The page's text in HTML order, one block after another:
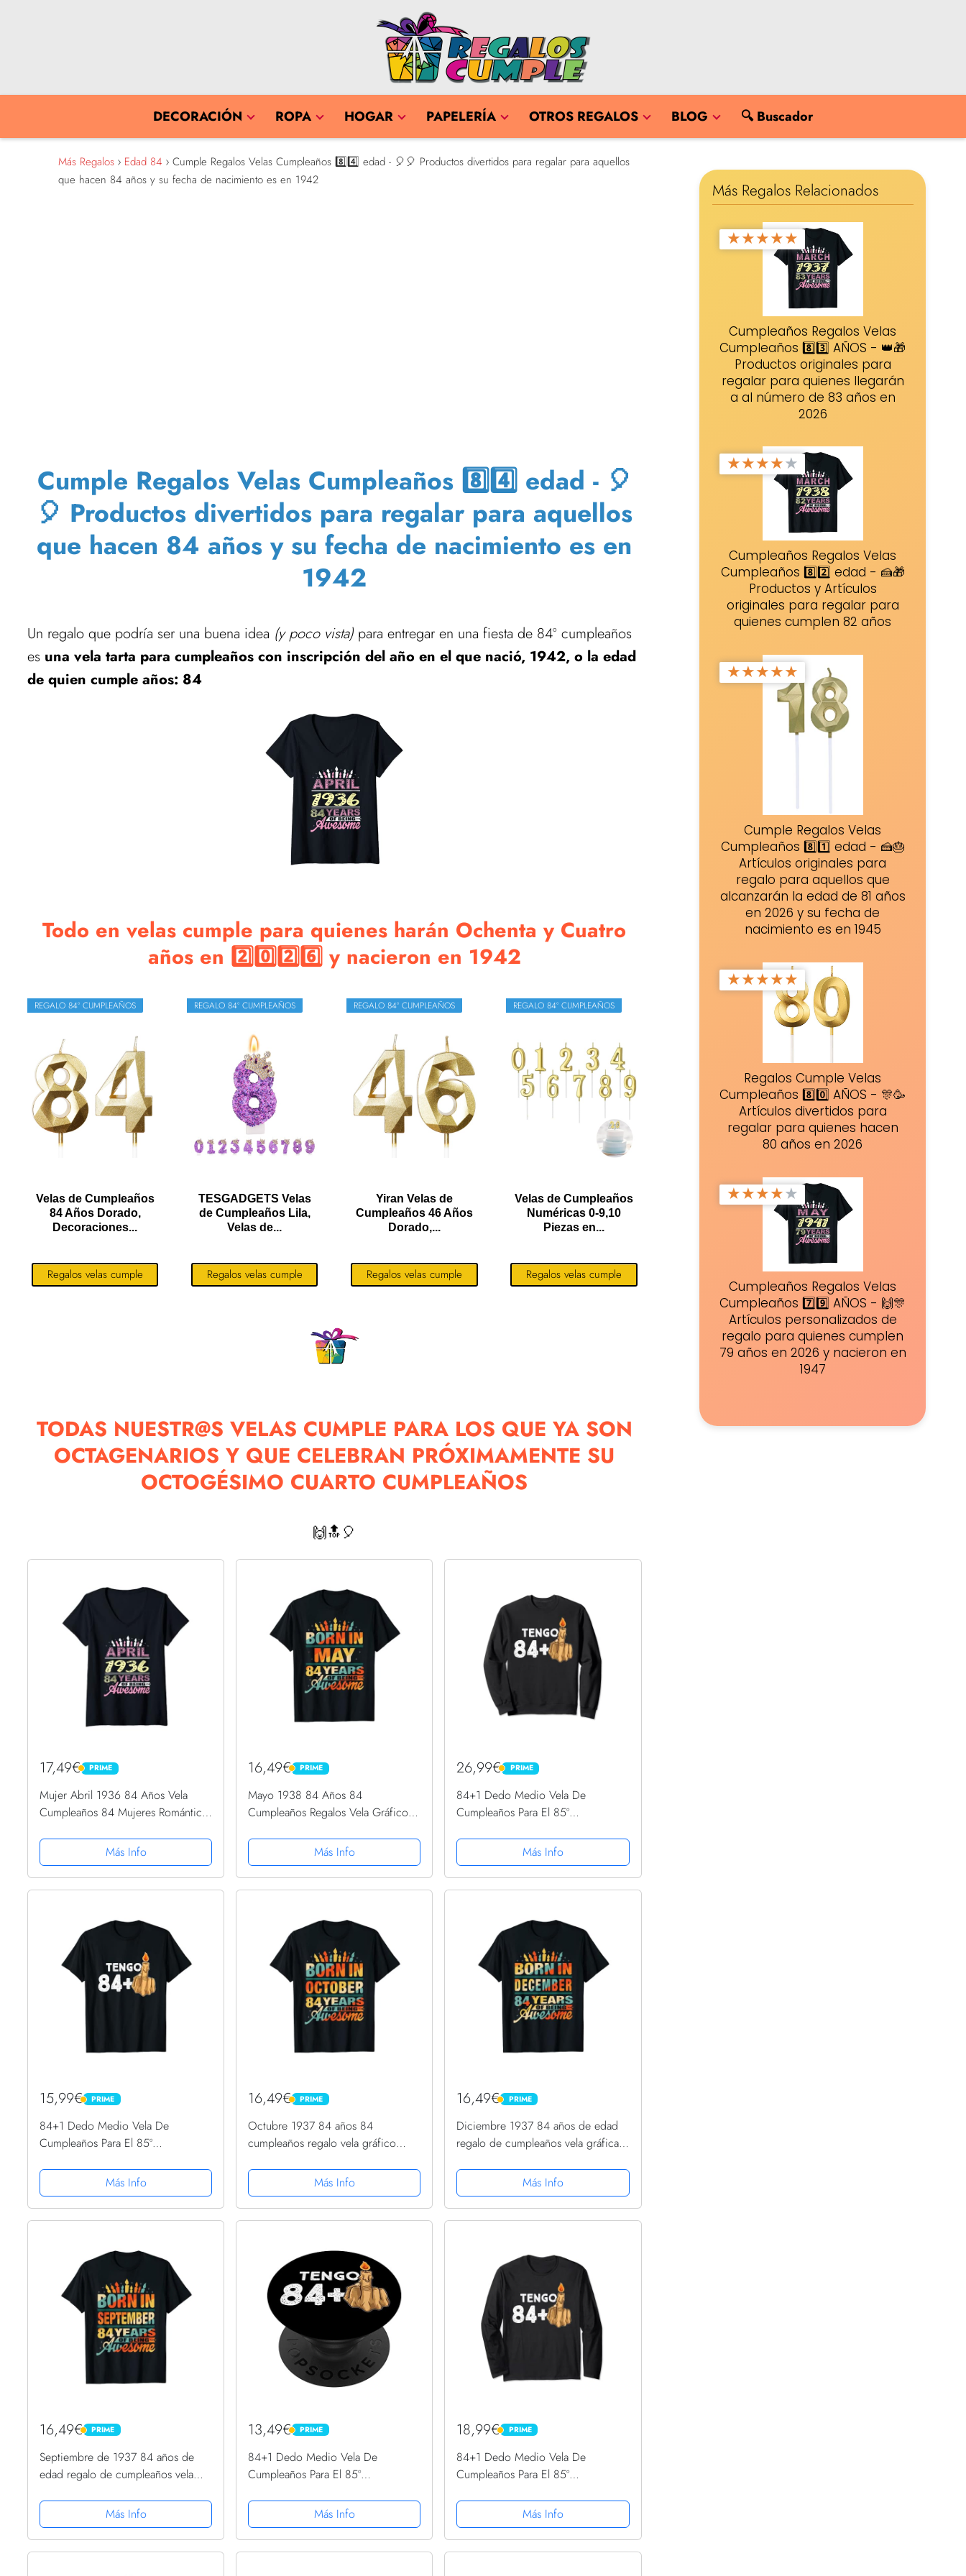
DECORACIÓN ROPA HOGAR PAPELERÍA OTROS REGALOS BLOG 🔍 Buscador
Más Regalos Edad 84
Cumple Regalos Velas Cumpleaños 8️⃣4️⃣ edad - 🎈🎈 Productos divertidos para regalar para aquellos
que hacen 84 años y su fecha de nacimiento es en 1942
Cumple Regalos Velas Cumpleaños 8️⃣4️⃣ edad - 🎈
🎈 Productos divertidos para regalar para aquellos
que hacen 84 años y su fecha de nacimiento es en
1942
Un regalo que podría ser una buena idea (y poco vista) para entregar en una fiesta de 84º cumpleaños
es una vela tarta para cumpleaños con inscripción del año en el que nació, 1942, o la edad
de quien cumple años: 84
Todo en velas cumple para quienes harán Ochenta y Cuatro
años en 2️⃣0️⃣2️⃣6️⃣ y nacieron en 1942
REGALO 84º CUMPLEAÑOS
Velas de Cumpleaños
84 Años Dorado,
Decoraciones...
Regalos velas cumple
REGALO 84º CUMPLEAÑOS
TESGADGETS Velas
de Cumpleaños Lila,
Velas de...
Regalos velas cumple
REGALO 84º CUMPLEAÑOS
Yiran Velas de
Cumpleaños 46 Años
Dorado,...
Regalos velas cumple
REGALO 84º CUMPLEAÑOS
Velas de Cumpleaños
Numéricas 0-9,10
Piezas en...
Regalos velas cumple
TODAS NUESTR@S VELAS CUMPLE PARA LOS QUE YA SON
OCTAGENARIOS Y QUE CELEBRAN PRÓXIMAMENTE SU
OCTOGÉSIMO CUARTO CUMPLEAÑOS
🙌🔝🎈
17,49€ PRIME
PRIME
Mujer Abril 1936 84 Años Vela
Cumpleaños 84 Mujeres Románticas
Más Info
16,49€ PRIME
PRIME
Mayo 1938 84 Años 84
Cumpleaños Regalos Vela Gráfico
Más Info
26,99€ PRIME
PRIME
84+1 Dedo Medio Vela De
Cumpleaños Para El 85º
Más Info
15,99€ PRIME
PRIME
84+1 Dedo Medio Vela De
Cumpleaños Para El 85º
Más Info
16,49€ PRIME
PRIME
Octubre 1937 84 años 84
cumpleaños regalo vela gráfico
Más Info
16,49€ PRIME
PRIME
Diciembre 1937 84 años de edad
regalo de cumpleaños vela gráfica
Más Info
16,49€ PRIME
PRIME
Septiembre de 1937 84 años de
edad regalo de cumpleaños vela
Más Info
13,49€ PRIME
PRIME
84+1 Dedo Medio Vela De
Cumpleaños Para El 85º
IntercambiableMás Info
18,99€ PRIME
PRIME
84+1 Dedo Medio Vela De
Cumpleaños Para El 85º
Más Info
Más Regalos Relacionados
★★★★★
Cumpleaños Regalos Velas
Cumpleaños 8️⃣3️⃣ AÑOS - 👑🎁
Productos originales para
regalar para quienes llegarán
a al número de 83 años en
2026
★★★★★
Cumpleaños Regalos Velas
Cumpleaños 8️⃣2️⃣ edad - 🍰🎁
Productos y Artículos
originales para regalar para
quienes cumplen 82 años
★★★★★
Cumple Regalos Velas
Cumpleaños 8️⃣1️⃣ edad - 🍰🎂
Artículos originales para
regalo para aquellos que
alcanzarán la edad de 81 años
en 2026 y su fecha de
nacimiento es en 1945
★★★★★
Regalos Cumple Velas
Cumpleaños 8️⃣0️⃣ AÑOS - 🎊🥳
Artículos divertidos para
regalar para quienes hacen
80 años en 2026
★★★★★
Cumpleaños Regalos Velas
Cumpleaños 7️⃣9️⃣ AÑOS - 🙌🎊
Artículos personalizados de
regalo para quienes cumplen
79 años en 2026 y nacieron en
1947